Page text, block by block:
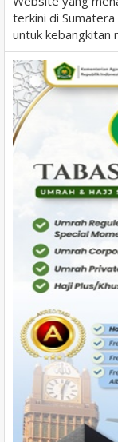
terkini di
untuk kebangkitan